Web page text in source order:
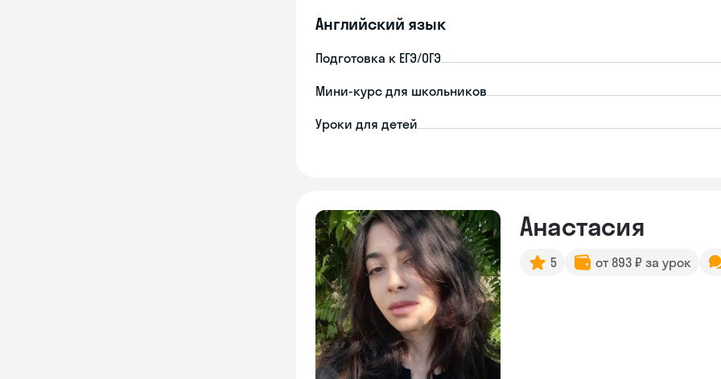
Английский язык
Подготовка к ЕГЭ/ОГЭ
Мини-курс для школьников
Уроки для детей
Анастасия
5 от 893 ₽ за урок